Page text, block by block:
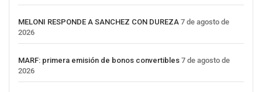
MELONI RESPONDE A SANCHEZ CON DUREZA 7 de agosto de
2026
MARF: primera emisión de bonos convertibles 7 de agosto de
2026